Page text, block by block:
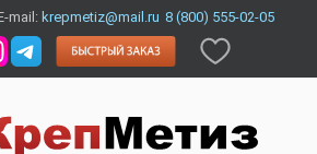
mail: krepmetiz@mail.ru 8 (800) 555-02-05